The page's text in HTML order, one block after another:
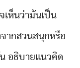
เห็นว่ามันเป็น
ากสวนสนุกหรือ
อธิบายแนวคิด